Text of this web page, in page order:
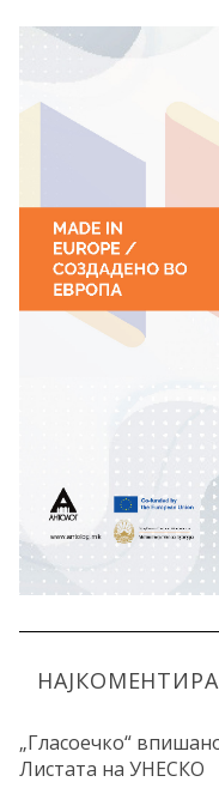
„Гласоечко“
Листата на УНЕСКО